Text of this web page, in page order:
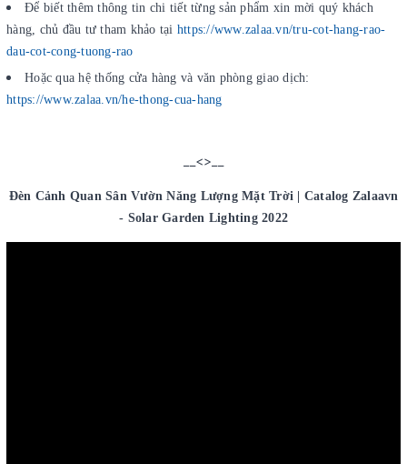
Để biết thêm thông tin chi tiết từng sản phẩm xin mời quý khách
hàng, chủ đầu tư tham khảo tại https://www.zalaa.vn/tru-cot-hang-rao-
dau-cot-cong-tuong-rao
Hoặc qua hệ thống cửa hàng và văn phòng giao dịch:
https://www.zalaa.vn/he-thong-cua-hang
__<>__
Đèn Cảnh Quan Sân Vườn Năng Lượng Mặt Trời | Catalog Zalaavn
- Solar Garden Lighting 2022